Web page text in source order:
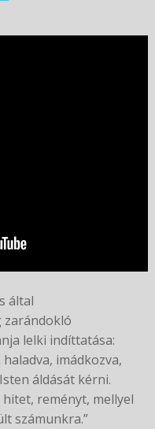
által
zarándokló
lelki indíttatása:
imádkozva,
áldását kérni.
reményt, mellyel
számunkra.”